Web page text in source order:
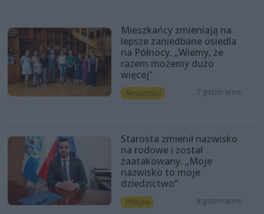
Mieszkańcy zmieniają na
lepsze zaniedbane osiedla
na Północy. „Wiemy, że
razem możemy dużo
więcej”
Aktualności 7 godzin temu
Starosta zmienił nazwisko
na rodowe i został
zaatakowany. „Moje
nazwisko to moje
dziedzictwo”
Polityka 8 godzin temu